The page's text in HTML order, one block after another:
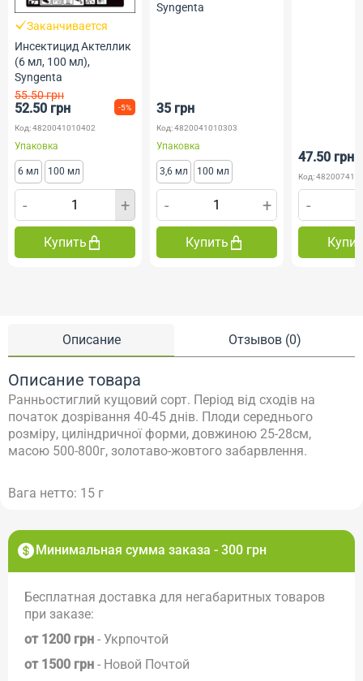
Минимальная сумма заказа - 300 грн
Бесплатная доставка для негабаритных товаров
при заказе:
от 1200 грн - Укрпочтой
от 1500 грн - Новой Почтой
Описание Отзывов (0)
Описание товара
Ранньостиглий кущовий сорт. Період від сходів на
початок дозрівання 40-45 днів. Плоди середнього
розміру, циліндричної форми, довжиною 25-28см,
масою 500-800г, золотаво-жовтого забарвлення.
Вага нетто: 15 г
Заканчивается
Инсектицид Актеллик
(6 мл, 100 мл),
Syngenta
55.50 грн
52.50 грн -5%
Код: 4820041010402
Упаковка
6 мл 100 мл
- +
Купить
Syngenta
35 грн
Код: 4820041010303
Упаковка
3,6 мл 100 мл
- +
Купить
47.50 грн
Код:
-